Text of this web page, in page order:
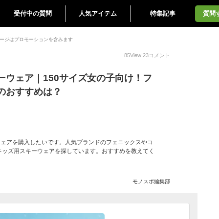
受付中の質問 人気アイテム 特集記事 質問
ジはプロモーションを含みます
85View 23コメント
ウェア｜150サイズ女の子向け！フ
おすすめは？
アを購入したいです。人気ブランドのフェニックスやコ
ズ用スキーウェアを探しています。おすすめを教えてく
モノスポ編集部